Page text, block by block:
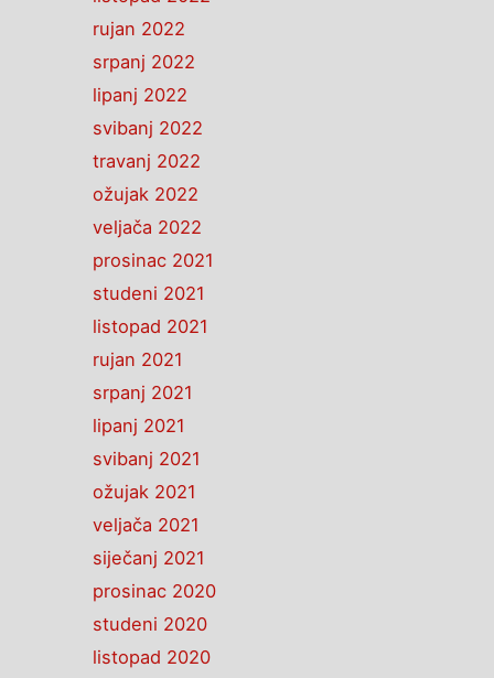
rujan 2022
srpanj 2022
lipanj 2022
svibanj 2022
travanj 2022
ožujak 2022
veljača 2022
prosinac 2021
studeni 2021
listopad 2021
rujan 2021
srpanj 2021
lipanj 2021
svibanj 2021
ožujak 2021
veljača 2021
siječanj 2021
prosinac 2020
studeni 2020
listopad 2020